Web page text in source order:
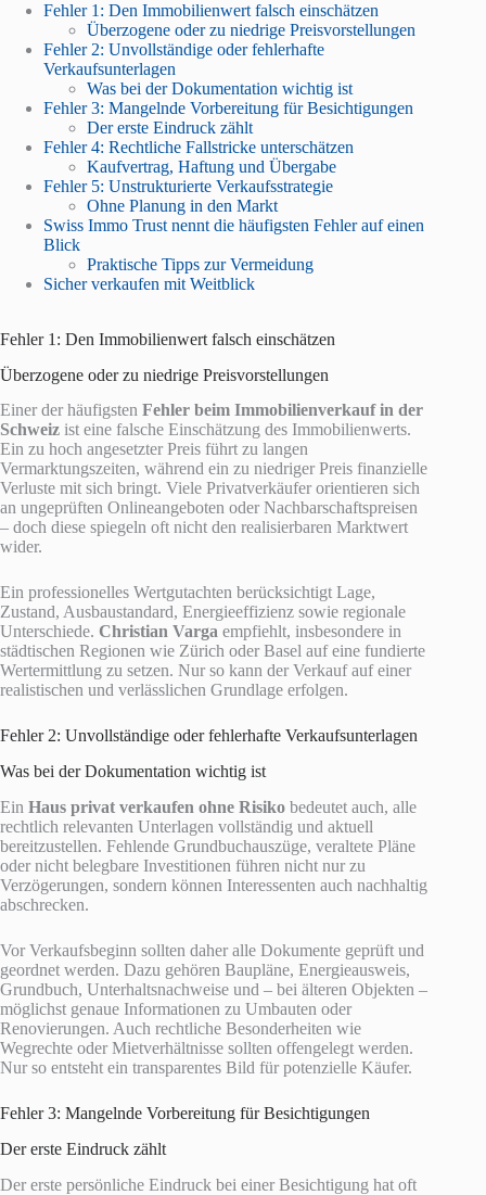
Fehler 1: Den Immobilienwert falsch einschätzen
Überzogene oder zu niedrige Preisvorstellungen
Fehler 2: Unvollständige oder fehlerhafte
Verkaufsunterlagen
Was bei der Dokumentation wichtig ist
Fehler 3: Mangelnde Vorbereitung für Besichtigungen
Der erste Eindruck zählt
Fehler 4: Rechtliche Fallstricke unterschätzen
Kaufvertrag, Haftung und Übergabe
Fehler 5: Unstrukturierte Verkaufsstrategie
Ohne Planung in den Markt
Swiss Immo Trust nennt die häufigsten Fehler auf einen
Blick
Praktische Tipps zur Vermeidung
Sicher verkaufen mit Weitblick
Fehler 1: Den Immobilienwert falsch einschätzen
Überzogene oder zu niedrige Preisvorstellungen
Einer der häufigsten Fehler beim Immobilienverkauf in der
Schweiz ist eine falsche Einschätzung des Immobilienwerts.
Ein zu hoch angesetzter Preis führt zu langen
Vermarktungszeiten, während ein zu niedriger Preis finanzielle
Verluste mit sich bringt. Viele Privatverkäufer orientieren sich
an ungeprüften Onlineangeboten oder Nachbarschaftspreisen
– doch diese spiegeln oft nicht den realisierbaren Marktwert
wider.
Ein professionelles Wertgutachten berücksichtigt Lage,
Zustand, Ausbaustandard, Energieeffizienz sowie regionale
Unterschiede. Christian Varga empfiehlt, insbesondere in
städtischen Regionen wie Zürich oder Basel auf eine fundierte
Wertermittlung zu setzen. Nur so kann der Verkauf auf einer
realistischen und verlässlichen Grundlage erfolgen.
Fehler 2: Unvollständige oder fehlerhafte Verkaufsunterlagen
Was bei der Dokumentation wichtig ist
Ein Haus privat verkaufen ohne Risiko bedeutet auch, alle
rechtlich relevanten Unterlagen vollständig und aktuell
bereitzustellen. Fehlende Grundbuchauszüge, veraltete Pläne
oder nicht belegbare Investitionen führen nicht nur zu
Verzögerungen, sondern können Interessenten auch nachhaltig
abschrecken.
Vor Verkaufsbeginn sollten daher alle Dokumente geprüft und
geordnet werden. Dazu gehören Baupläne, Energieausweis,
Grundbuch, Unterhaltsnachweise und – bei älteren Objekten –
möglichst genaue Informationen zu Umbauten oder
Renovierungen. Auch rechtliche Besonderheiten wie
Wegrechte oder Mietverhältnisse sollten offengelegt werden.
Nur so entsteht ein transparentes Bild für potenzielle Käufer.
Fehler 3: Mangelnde Vorbereitung für Besichtigungen
Der erste Eindruck zählt
Der erste persönliche Eindruck bei einer Besichtigung hat oft